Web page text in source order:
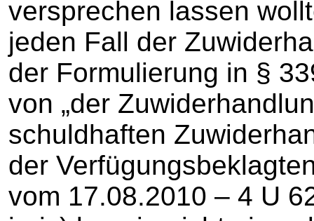
versprechen lassen
jeden Fall der
der Formulierung in §
von „der
schuldhaften
der
vom 17.08.2010 – 4 U